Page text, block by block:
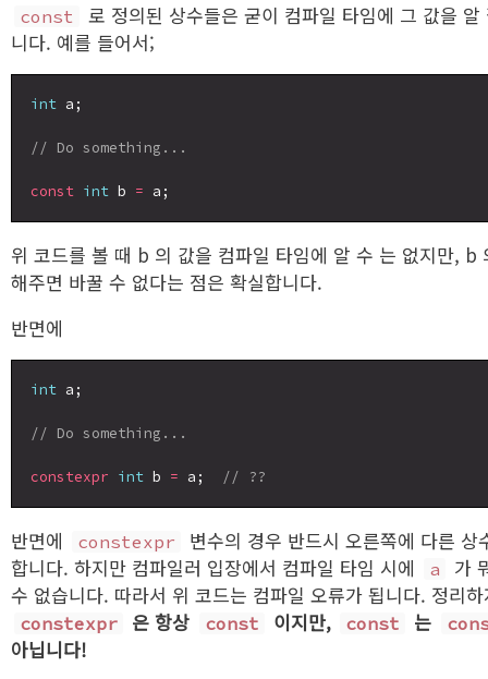
const
로 정의된 상수들은 굳이 컴파일 타임에 그 값을 알
니다. 예를 들어서;
int a;
// Do something...
const int b =
위 코드를 볼 때 b 의 값을 컴파일 타임에 알 수 는 없지만, b
해주면 바꿀 수 없다는 점은 확실합니다.
반면에
int a;
// Do something...
constexpr int b = a; // ??
반면에 constexpr
변수의 경우 반드시 오른쪽에 다른 상
합니다. 하지만 컴파일러 입장에서 컴파일 타임 시에
a
가
수 없습니다. 따라서 위 코드는 컴파일 오류가 됩니다. 정리
constexpr 은 항상 const 이지만, const 는
아닙니다!